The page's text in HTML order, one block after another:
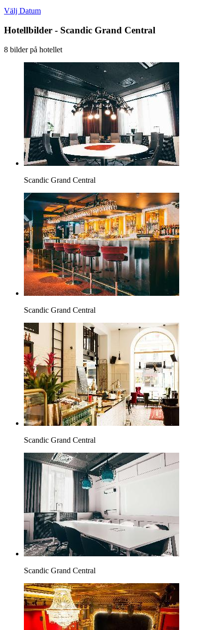
Välj Datum
Hotellbilder - Scandic Grand Central
8 bilder på hotellet
Scandic Grand Central
Scandic Grand Central
Scandic Grand Central
Scandic Grand Central